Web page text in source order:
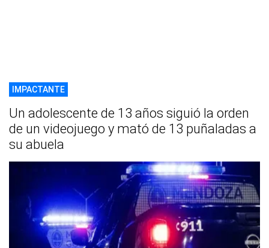
IMPACTANTE
Un adolescente de 13 años siguió la orden
de un videojuego y mató de 13 puñaladas a
su abuela